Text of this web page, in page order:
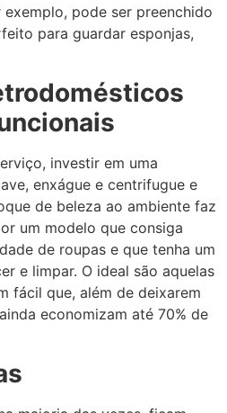
pode ser preenchido
para guardar esponjas,
investir em uma
enxágue e centrifugue e
de beleza ao ambiente faz
um modelo que consiga
de roupas e que tenha um
e limpar. O ideal são aquelas
fácil que, além de deixarem
economizam até 70% de